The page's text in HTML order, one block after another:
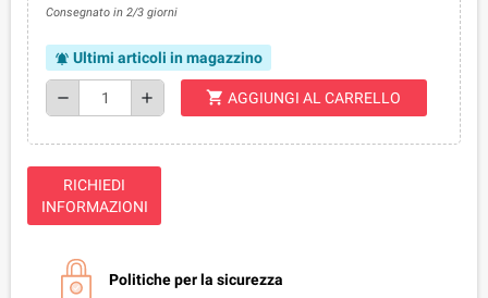
Consegnato in 2/3 giorni
notifications_active Ultimi articoli in magazzino
remove add shopping_cart AGGIUNGI AL CARRELLO
RICHIEDI
INFORMAZIONI
Politiche per la sicurezza